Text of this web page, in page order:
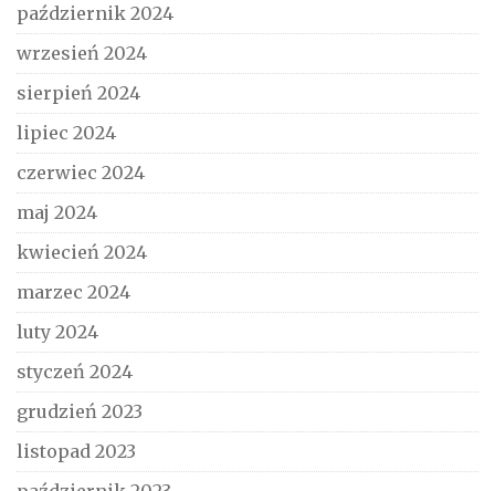
październik 2024
wrzesień 2024
sierpień 2024
lipiec 2024
czerwiec 2024
maj 2024
kwiecień 2024
marzec 2024
luty 2024
styczeń 2024
grudzień 2023
listopad 2023